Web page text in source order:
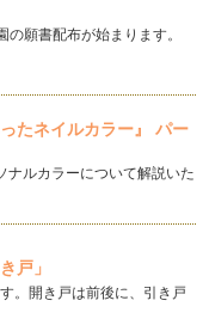
ンロール
にシナモンロール
ル
～1月はイベント続き
うパンケーキ
がない！」というこ
願書配布が始まります。
たネイルカラー』 パー
ナルカラーについて解説いた
戸」
。開き戸は前後に、引き戸